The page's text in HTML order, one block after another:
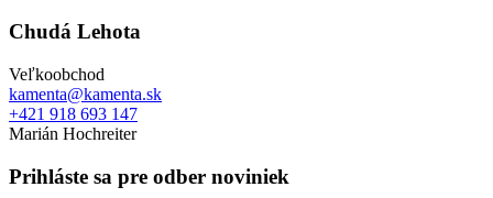
Chudá Lehota
Veľkoobchod
kamenta@kamenta.sk
+421 918 693 147
Marián Hochreiter
Prihláste sa pre odber noviniek